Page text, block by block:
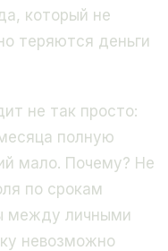
который не
теряются деньги
не так просто:
полную
мало. Почему? Не
по срокам
между личными
невозможно